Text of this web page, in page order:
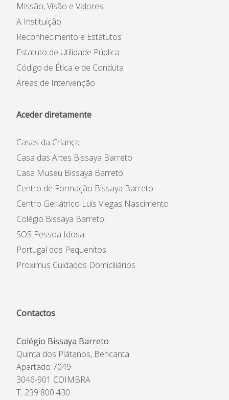
Missão, Visão e Valores
A Instituição
Reconhecimento e Estatutos
Estatuto de Utilidade Pública
Código de Ética e de Conduta
Áreas de Intervenção
Aceder diretamente
Casas da Criança
Casa das Artes Bissaya Barreto
Casa Museu Bissaya Barreto
Centro de Formação Bissaya Barreto
Centro Geriátrico Luís Viegas Nascimento
Colégio Bissaya Barreto
SOS Pessoa Idosa
Portugal dos Pequenitos
Proximus Cuidados Domiciliários
Contactos
Colégio Bissaya Barreto
Quinta dos Plátanos, Bencanta
Apartado 7049
3046-901 COIMBRA
T: 239 800 430